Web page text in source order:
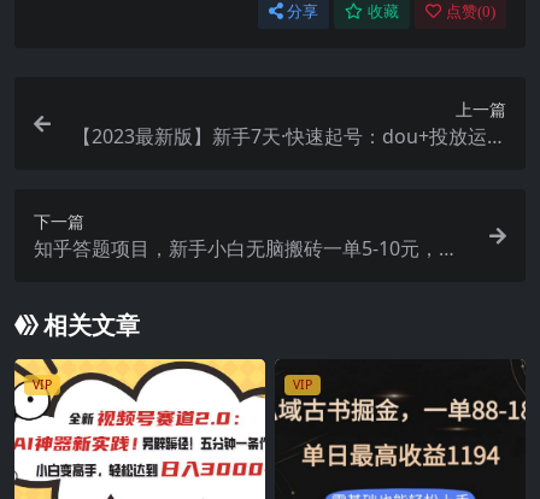
分享 收藏 点赞(0)
上一篇
【2023最新版】新手7天·快速起号：dou+投放运营
下一篇
知乎答题项目，新手小白无脑搬砖一单5-10元，一
相关文章
VIP VIP